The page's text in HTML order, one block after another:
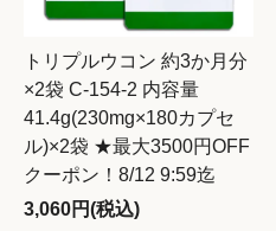
トリプルウコン 約3か月分
×2袋 C-154-2 内容量
41.4g(230mg×180カプセ
ル)×2袋 ★最大3500円OFF
クーポン！8/12 9:59迄
3,060円(税込)